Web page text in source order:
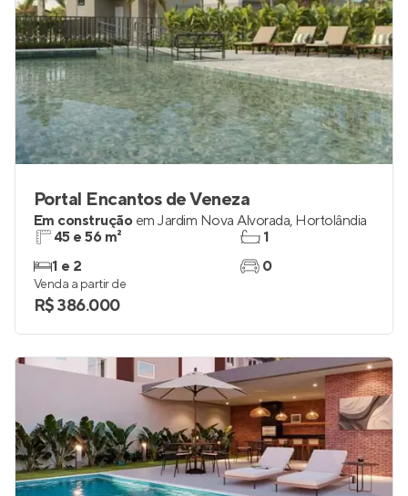
Portal Encantos de Veneza
Em construção em Jardim Nova Alvorada, Hortolândia
45 e 56 m²
1 e 2
1
0
Venda a partir de
R$ 386.000